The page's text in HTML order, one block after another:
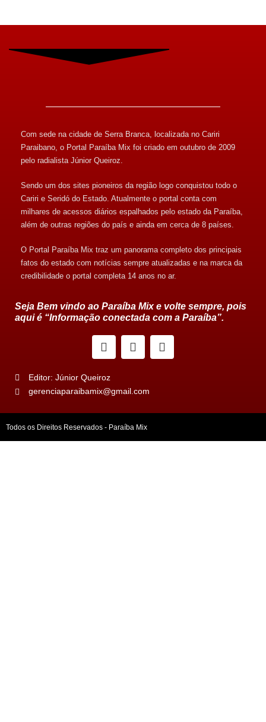
Com sede na cidade de Serra Branca, localizada no Cariri
Paraibano, o Portal Paraíba Mix foi criado em outubro de 2009
pelo radialista Júnior Queiroz.
Sendo um dos sites pioneiros da região logo conquistou todo o
Cariri e Seridó do Estado. Atualmente o portal conta com
milhares de acessos diários espalhados pelo estado da Paraíba,
além de outras regiões do país e ainda em cerca de 8 países.
O Portal Paraíba Mix traz um panorama completo dos principais
fatos do estado com notícias sempre atualizadas e na marca da
credibilidade o portal completa 14 anos no ar.
Seja Bem vindo ao Paraíba Mix e volte sempre, pois
aqui é “Informação conectada com a Paraíba”.
Editor: Júnior Queiroz
gerenciaparaibamix@gmail.com
Todos os Direitos Reservados - Paraíba Mix